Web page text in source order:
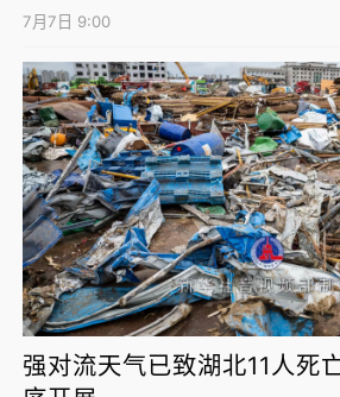
7月7日 9:00
强对流天气已致湖北11人死